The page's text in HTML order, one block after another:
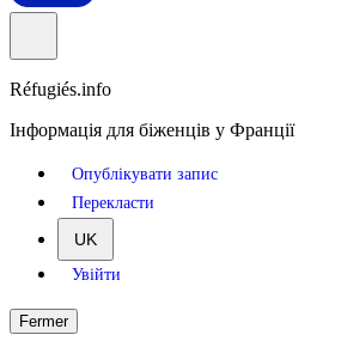
Réfugiés.info
Інформація для біженців у Франції
Опублікувати запис
Перекласти
UK
Увійти
Fermer